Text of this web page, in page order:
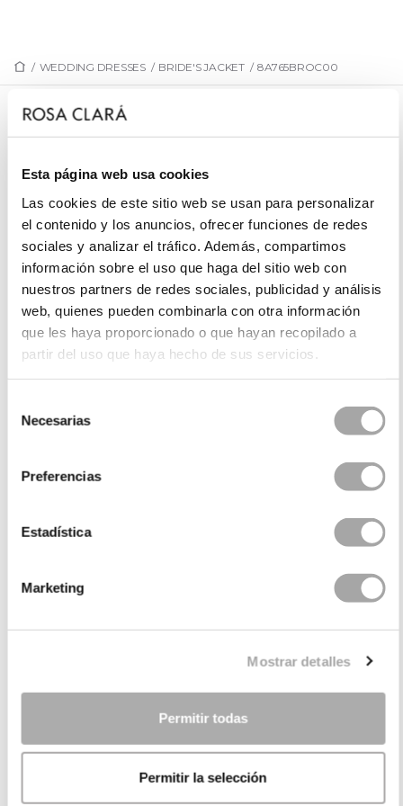
Esta página web usa cookies
Las cookies de este sitio web se usan para personalizar
el contenido y los anuncios, ofrecer funciones de redes
sociales y analizar el tráfico. Además, compartimos
información sobre el uso que haga del sitio web con
nuestros partners de redes sociales, publicidad y análisis
web, quienes pueden combinarla con otra información
que les haya proporcionado o que hayan recopilado a
partir del uso que haya hecho de sus servicios.
Necesarias
Preferencias
Estadística
Marketing
Mostrar detalles
Permitir todas
Permitir la selección
/ WEDDING DRESSES / BRIDE'S JACKET / 8A765BROC00
8A765BROC00
REQUEST AN APPOINTMENT
POINTS OF SALE